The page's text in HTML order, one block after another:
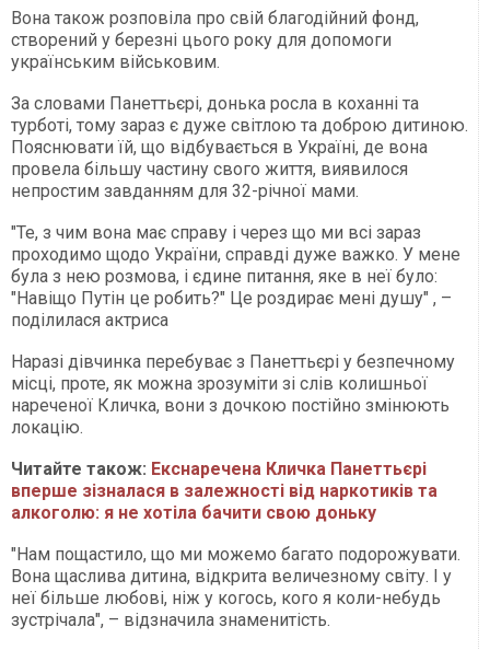
Вона також розповіла про свій благодійний фонд,
створений у березні цього року для допомоги
українським військовим.
За словами Панеттьєрі, донька росла в коханні та
турботі, тому зараз є дуже світлою та доброю дитиною.
Пояснювати їй, що відбувається в Україні, де вона
провела більшу частину свого життя, виявилося
непростим завданням для 32-річної мами.
"Те, з чим вона має справу і через що ми всі зараз
проходимо щодо України, справді дуже важко. У мене
була з нею розмова, і єдине питання, яке в неї було:
"Навіщо Путін це робить?" Це роздирає мені душу" , –
поділилася актриса
Наразі дівчинка перебуває з Панеттьєрі у безпечному
місці, проте, як можна зрозуміти зі слів колишньої
нареченої Кличка, вони з дочкою постійно змінюють
локацію.
Читайте також: Екснаречена Кличка Панеттьєрі
вперше зізналася в залежності від наркотиків та
алкоголю: я не хотіла бачити свою доньку
"Нам пощастило, що ми можемо багато подорожувати.
Вона щаслива дитина, відкрита величезному світу. І у
неї більше любові, ніж у когось, кого я коли-небудь
зустрічала", – відзначила знаменитість.